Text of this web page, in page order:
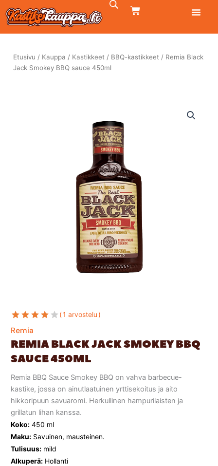
Siirry
sisältöön
CART
Etusivu / Kauppa / Kastikkeet/ BBQ-kastikkeet/ Remia Black
Jack Smokey BBQ sauce 450ml
1 arvostelu
Remia
REMIA BLACK JACK SMOKEY BBQ
SAUCE 450ML
Remia BBQ Sauce Smokey BBQ on vahva barbecue-
kastike, jossa on ainutlaatuinen yrttisekoitus ja aito
hikkoripuun savuaromi. Herkullinen hampurilaisten ja
grillatun lihan kanssa.
Koko: 450 ml
Maku: Savuinen, mausteinen.
Tulisuus: mild
Alkuperä: Hollanti